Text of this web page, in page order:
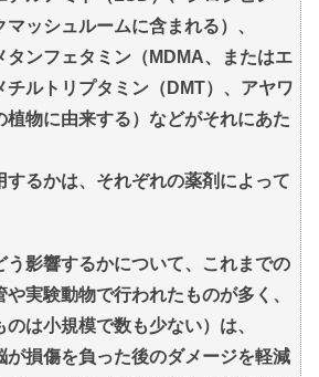
マッシュルームに含まれる）、
タンフェタミン（MDMA、またはエ
チルトリプタミン（DMT）、アヤワ
植物に由来する）などがそれにあた
するかは、それぞれの薬剤によって
う影響するかについて、これまでの
実験動物で行われたものが多く、
は小規模で数も少ない）は、
が損傷を負った後のダメージを軽減